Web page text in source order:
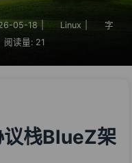
05-18 Linux
字
阅读量: 21
栈BlueZ架